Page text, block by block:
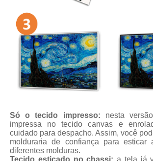
Só o tecido impresso: nesta
impressa no tecido canvas e
cuidado para despacho. Assim, você
molduraria de confiança para
diferentes molduras.
Tecido esticado no chassi: a tela já